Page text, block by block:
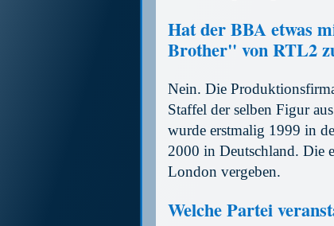
Hat der BBA etwas
Brother" von RTL2
Nein. Die
Staffel der selben Figur
wurde erstmalig 1999 in
2000 in Deutschland. Die
London vergeben.
Welche Partei